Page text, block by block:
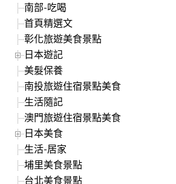
南部-吃喝
首頁精選文
彰化旅遊美食景點
日本遊記
美髮保養
南投旅遊住宿景點美食
生活隨記
澳門旅遊住宿景點美食
日本美食
生活-居家
埔里美食景點
台北美食景點